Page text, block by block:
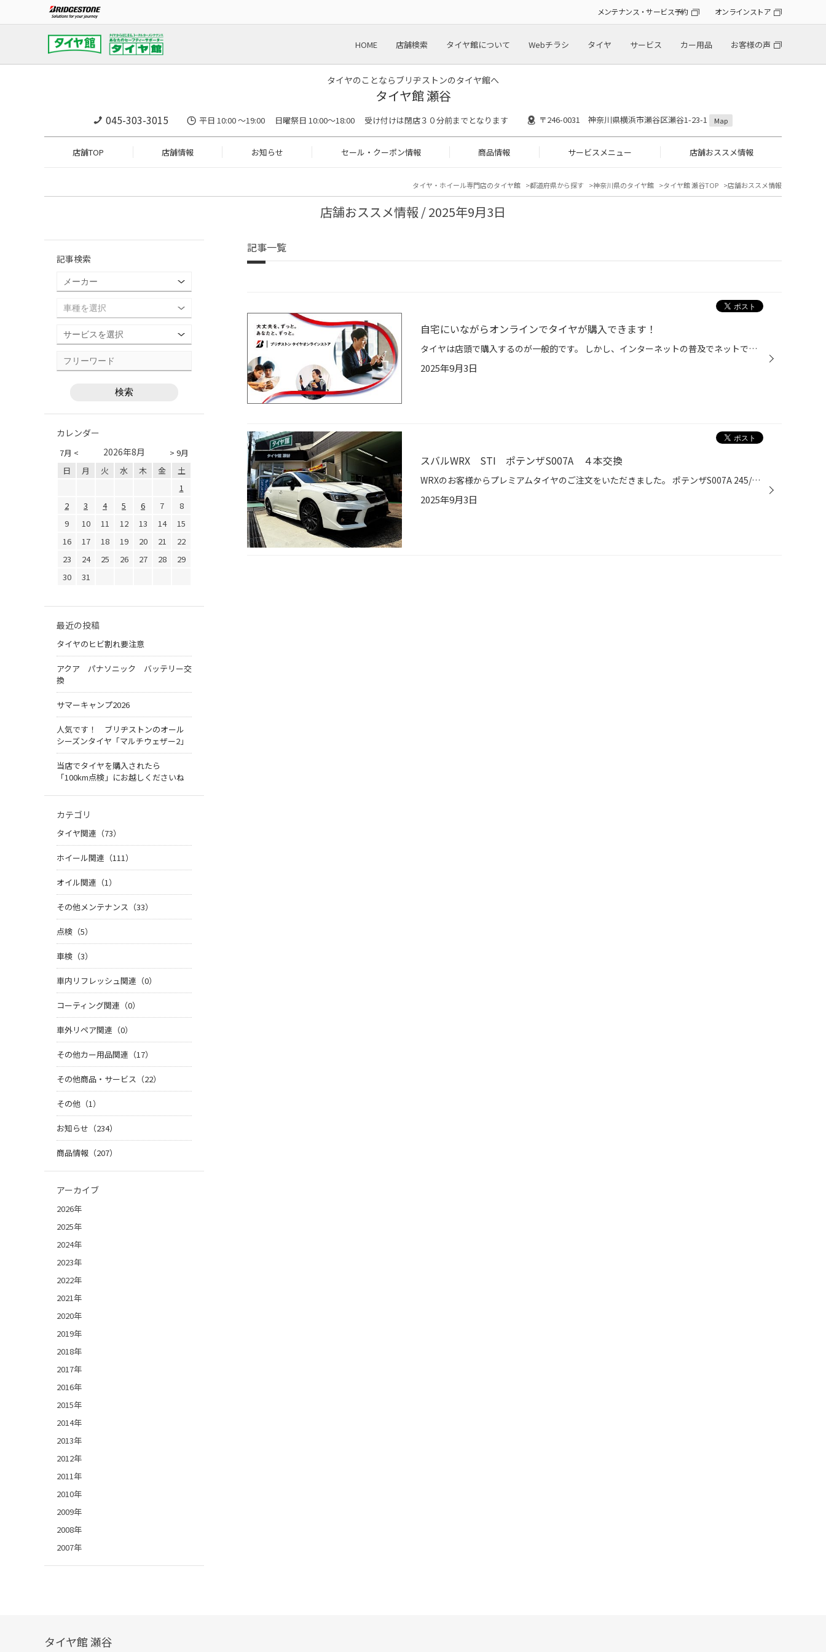
メンテナンス・サービス予約 オンラインストア
HOME 店舗検索 タイヤ館について Webチラシ タイヤ サービス カー用品 お客様の声
タイヤのことならブリヂストンのタイヤ館へ
タイヤ館 瀬谷
045-303-3015 平日 10:00 ～19:00 日曜祭日 10:00～18:00 受け付けは閉店３０分前までとなります 〒246-0031 神奈川県横浜市瀬谷区瀬谷1-23-1 Map
店舗TOP 店舗情報 お知らせ セール・クーポン情報 商品情報 サービスメニュー 店舗おススメ情報
タイヤ・ホイール専門店のタイヤ館 都道府県から探す 神奈川県のタイヤ館 タイヤ館 瀬谷TOP 店舗おススメ情報
店舗おススメ情報 / 2025年9月3日
記事一覧
自宅にいながらオンラインでタイヤが購入できます！
タイヤは店頭で購入するのが一般的です。 しかし、インターネットの普及でネットでもタイヤを購入できる時代になりました。 人件費や設備費などがかからない分、インターネット通販では店頭よりも安くタイヤを購入出来たりもします。 しかし！！ ひとたびタイヤサイズや車種を入力すれば、無数の商...
2025年9月3日
スバルWRX STI ポテンザS007A ４本交換
WRXのお客様からプレミアムタイヤのご注文をいただきました。 ポテンザS007A 245/40R18 車で様々な場所にお出かけになるとのことでしたので、トータルバランスに優れたS007Aをおすすめさせていただきました。 早速取り付けます。 組付け作業は丁寧に！ ホイールバランスもしっかり取ります。 センタ...
2025年9月3日
記事検索
カレンダー
7月 < > 9月
2026年8月
日 月 火 水 木 金
土
1
2
3 4 5 6 7
8
9
10 11 12 13 14
15
16
17 18 19 20 21
22
23
24 25 26 27 28
29
30
31
最近の投稿
タイヤのヒビ割れ要注意
アクア パナソニック バッテリー交
換
サマーキャンプ2026
人気です！ ブリヂストンのオール
シーズンタイヤ「マルチウェザー2」
当店でタイヤを購入されたら
「100km点検」にお越しくださいね
カテゴリ
タイヤ関連（73）
ホイール関連（111）
オイル関連（1）
その他メンテナンス（33）
点検（5）
車検（3）
車内リフレッシュ関連（0）
コーティング関連（0）
車外リペア関連（0）
その他カー用品関連（17）
その他商品・サービス（22）
その他（1）
お知らせ（234）
商品情報（207）
アーカイブ
2026年
2025年
2024年
2023年
2022年
2021年
2020年
2019年
2018年
2017年
2016年
2015年
2014年
2013年
2012年
2011年
2010年
2009年
2008年
2007年
タイヤ館 瀬谷